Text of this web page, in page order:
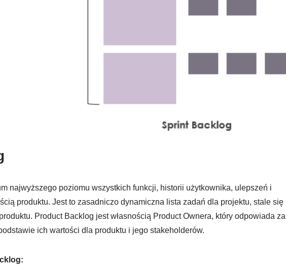
najwyższego poziomu wszystkich funkcji, historii użytkownika, ulepszeń i
produktu. Jest to zasadniczo dynamiczna lista zadań dla projektu, stale się
Product Backlog jest własnością Product Ownera, który odpowiada za
ich wartości dla produktu i jego stakeholderów.